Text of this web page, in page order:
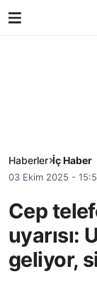
Haberler İç Haber
03 Ekim 2025 -
Cep
uyarısı:
geliyor,